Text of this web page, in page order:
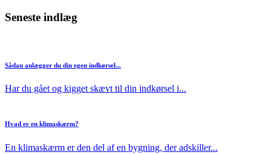
Seneste indlæg
Sådan anlægger du din egen indkørsel...
Har du gået og kigget skævt til din indkørsel i...
Hvad er en klimaskærm?
En klimaskærm er den del af en bygning, der adskiller...